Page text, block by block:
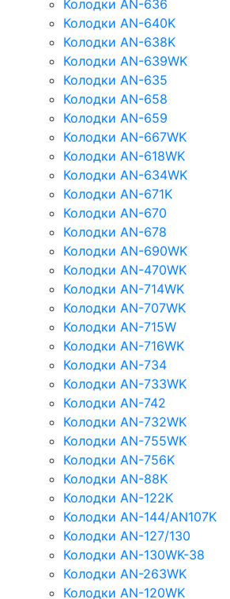
Колодки AN-636
Колодки AN-640K
Колодки AN-638K
Колодки AN-639WK
Колодки AN-635
Колодки AN-658
Колодки AN-659
Колодки AN-667WK
Колодки AN-618WK
Колодки AN-634WK
Колодки AN-671K
Колодки AN-670
Колодки AN-678
Колодки AN-690WK
Колодки AN-470WK
Колодки AN-714WK
Колодки AN-707WK
Колодки AN-715W
Колодки AN-716WK
Колодки AN-734
Колодки AN-733WK
Колодки AN-742
Колодки AN-732WK
Колодки AN-755WK
Колодки AN-756K
Колодки AN-88K
Колодки AN-122K
Колодки AN-144/AN107K
Колодки AN-127/130
Колодки AN-130WK-38
Колодки AN-263WK
Колодки AN-120WK